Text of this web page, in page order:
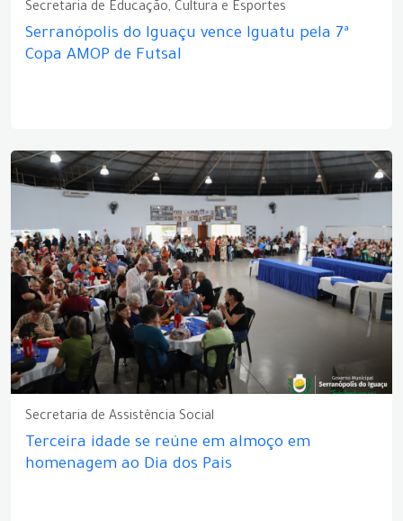
Secretaria de Educação, Cultura e Esportes
Serranópolis do Iguaçu vence Iguatu pela 7ª
Copa AMOP de Futsal
Secretaria de Assistência Social
Terceira idade se reúne em almoço em
homenagem ao Dia dos Pais